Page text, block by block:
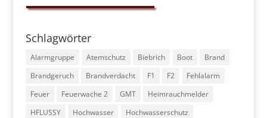
Schlagwörter
Alarmgruppe Atemschutz Biebrich Boot
Brand
Brandgeruch
Brandverdacht F1 F2
Fehlalarm
Feuer
Feuerwache 2 GMT
Heimrauchmelder
HFLUSSY
Hochwasser
Hochwasserschutz